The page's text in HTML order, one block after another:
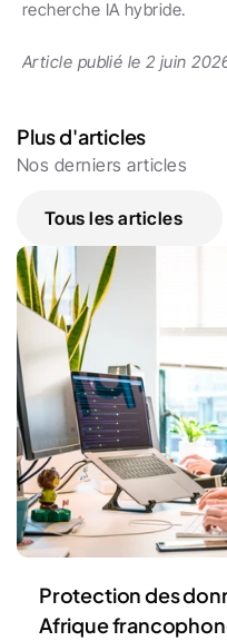
recherche IA hybride.
Article publié le 2 juin
Plus d'articles
Nos derniers articles
Tous les articles
Protection des
Afrique